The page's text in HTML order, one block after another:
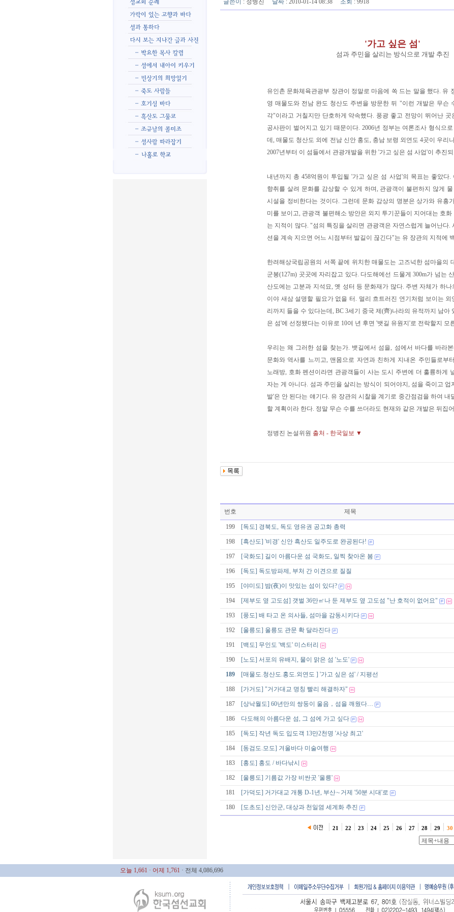
글쓴이 : 정병진 날짜: 2010-01-14 08:38 조회 : 9918
'가고 싶은 섬'
섬과 주민을 살리는 방식으로 개발 추진
유인촌 문화체육관광부 장관이 정말로 마음에 쏙 드는 말을 했다. 유
영 매물도와 전남 완도 청산도 주변을 방문한 뒤 "이런 개발은 무슨
각"이라고 거칠지만 단호하게 약속했다. 풍광 좋고 전망이 뛰어난 곳
공사판이 벌어지고 있기 때문이다. 2006년 정부는 여론조사 형식으
데, 매물도 청산도 외에 전남 신안 홍도, 충남 보령 외연도 4곳이 우리
2007년부터 이 섬들에서 관광개발을 위한 '가고 싶은 섬 사업'이 추진
내년까지 총 458억원이 투입될 '가고 싶은 섬 사업'의 목표는 좋았다.
향취를 살려 문화를 감상할 수 있게 하며, 관광객이 불편하지 않게
시설을 정비한다는 것이다. 그런데 문화 감상의 명분은 상가와 유흥
미를 보이고, 관광객 불편해소 방안은 외지 투기꾼들이 지어대는 호
는 지적이 많다. "섬의 특징을 살리면 관광객은 자연스럽게 늘어난다.
션을 계속 지으면 어느 시점부터 발길이 끊긴다"는 유 장관의 지적에
한려해상국립공원의 서쪽 끝에 위치한 매물도는 고즈넉한 섬마을의
군봉(127m) 곳곳에 자리잡고 있다. 다도해에선 드물게 300m가 넘는
산도에는 고분과 지석묘, 옛 성터 등 문화재가 많다. 주변 자체가 하
이야 새삼 설명할 필요가 없을 터. 멀리 흐트러진 연기처럼 보이는 외
리까지 들을 수 있다는데, BC 3세기 중국 제(齊)나라의 유적까지 남아
은 섬'에 선정됐다는 이유로 10여 년 후면 '뱃길 유원지'로 전락할지 모
우리는 왜 그러한 섬을 찾는가. 뱃길에서 섬을, 섬에서 바다를 바라
문화와 역사를 느끼고, 맨몸으로 자연과 친하게 지내온 주민들로부
노래방, 호화 펜션이라면 관광객들이 사는 도시 주변에 더 훌륭하게
자는 게 아니다. 섬과 주민을 살리는 방식이 되어야지, 섬을 죽이고 업
발'은 안 된다는 얘기다. 유 장관의 시찰을 계기로 중간점검을 하여 내
할 계획이라 한다. 정말 무슨 수를 쓰더라도 현재와 같은 개발은 뒤집
정병진 논설위원 출처 - 한국일보 ▼
번호 제목
199 [독도] 경북도, 독도 영유권 공고화 총력
198 [흑산도] '비경' 신안 흑산도 일주도로 완공된다!
197 [국화도] 길이 아름다운 섬 국화도, 일찍 찾아온 봄
196 [독도] 독도방파제, 부처 간 이견으로 질질
195 [야미도] 밤(夜)이 맛있는 섬이 있다?
194 [제부도 옆 고도섬] 갯벌 36만㎡나 둔 제부도 옆 고도섬 "난 호적이 없어요"
193 [풍도] 배 타고 온 의사들, 섬마을 감동시키다
192 [울릉도] 울릉도 관문 확 달라진다
191 [백도] 무인도 '백도' 미스터리
190 [노도] 서포의 유배지, 물이 맑은 섬 '노도'
189 [매물도.청산도.홍도.외연도 ] '가고 싶은 섬' / 지평선
188 [가거도] "거가대교 명칭 빨리 해결하자"
187 [상낙월도] 60년만의 쌍둥이 울음，섬을 깨웠다…
186 다도해의 아름다운 섬, 그 섬에 가고 싶다
185 [독도] 작년 독도 입도객 13만2천명 '사상 최고'
184 [동검도.모도] 겨울바다 미술여행
183 [홍도] 홍도 / 바다낚시
182 [울릉도] 기름값 가장 비싼곳 '울릉'
181 [가덕도] 거가대교 개통 D-1년, 부산∼거제 '50분 시대'로
180 [도초도] 신안군, 대상과 천일염 세계화 추진
21 22 23 24 25 26 27 28 29 30
오늘 1,661 · 어제 1,761 · 전체 4,086,696